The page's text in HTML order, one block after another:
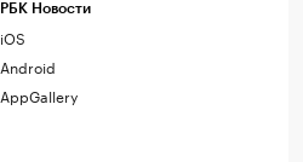
РБК Новости
iOS
Android
AppGallery